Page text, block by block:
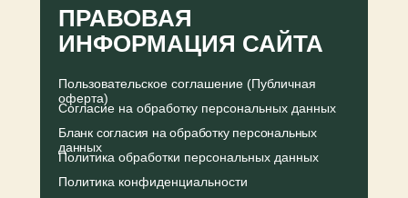
Бланк согласия на обработку персональных
данных
Согласие на обработку персональных данных
Политика конфиденциальности
Политика обработки персональных данных
Пользовательское соглашение (Публичная
оферта)
ПРАВОВАЯ
ИНФОРМАЦИЯ САЙТА